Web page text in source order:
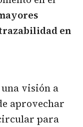
en
visión a
aprovechar
para